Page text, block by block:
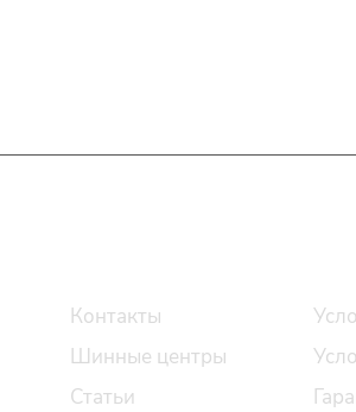
Контакты
Шинные центры
Статьи